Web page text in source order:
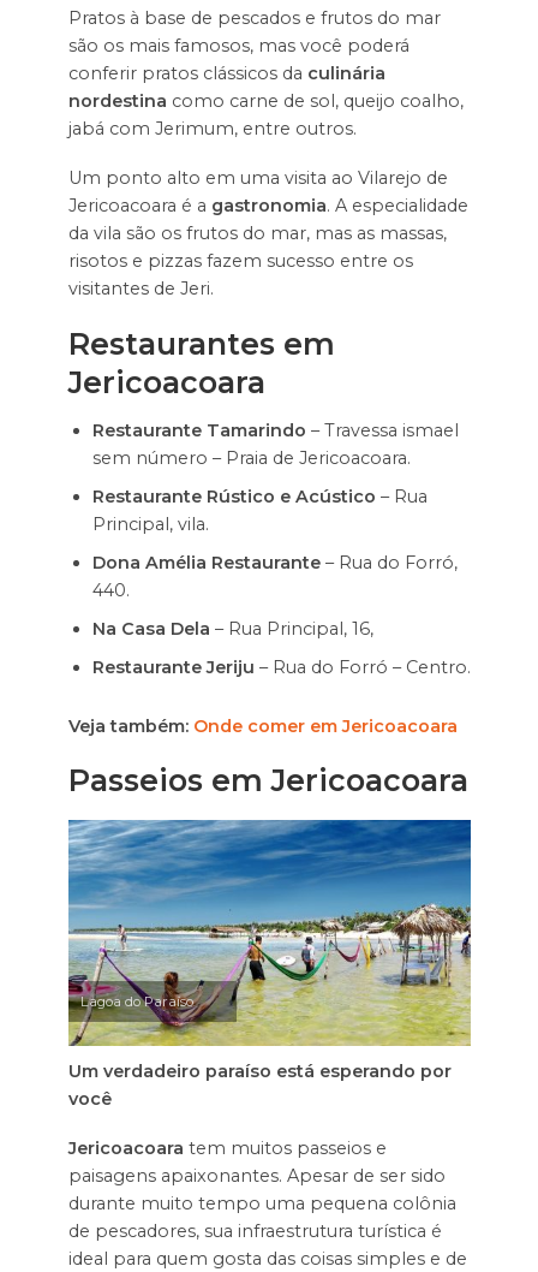
Pratos à base de pescados e frutos do mar
são os mais famosos, mas você poderá
conferir pratos clássicos da culinária
nordestina como carne de sol, queijo coalho,
jabá com Jerimum, entre outros.
Um ponto alto em uma visita ao Vilarejo de
Jericoacoara é a gastronomia. A especialidade
da vila são os frutos do mar, mas as massas,
risotos e pizzas fazem sucesso entre os
visitantes de Jeri.
Restaurantes em
Jericoacoara
Restaurante Tamarindo – Travessa ismael
sem número – Praia de Jericoacoara.
Restaurante Rústico e Acústico – Rua
Principal, vila.
Dona Amélia Restaurante– Rua do Forró,
440.
Na Casa Dela – Rua Principal, 16,
Restaurante Jeriju – Rua do Forró – Centro.
Veja também: Onde comer em Jericoacoara
Passeios em Jericoacoara
Lagoa do Paraíso
Um verdadeiro paraíso está esperando por
você
Jericoacoara tem muitos passeios e
paisagens apaixonantes. Apesar de ser sido
durante muito tempo uma pequena colônia
de pescadores, sua infraestrutura turística é
ideal para quem gosta das coisas simples e de